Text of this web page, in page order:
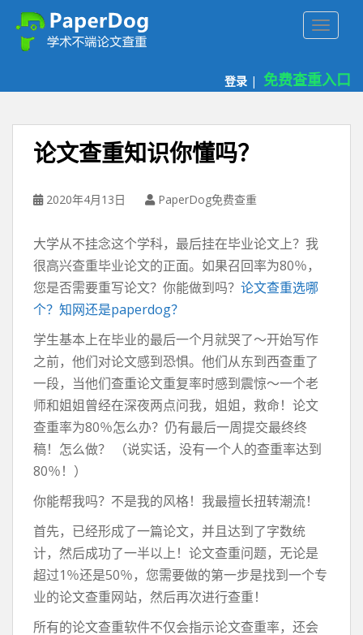
登录 | 免费查重入口
论文查重知识你懂吗？
2020年4月13日 PaperDog免费查重
大学从不挂念这个学科，最后挂在毕业论文上？我
很高兴查重毕业论文的正面。如果召回率为80％，
您是否需要重写论文？你能做到吗？ 论文查重选哪
个？知网还是paperdog？
学生基本上在毕业的最后一个月就哭了〜开始写作
之前，他们对论文感到恐惧。他们从东到西查重了
一段，当他们查重论文重复率时感到震惊〜一个老
师和姐姐曾经在深夜两点问我，姐姐，救命！论文
查重率为80％怎么办？仍有最后一周提交最终终
稿！怎么做？ （说实话，没有一个人的查重率达到
80％！）
你能帮我吗？不是我的风格！我最擅长扭转潮流！
首先，已经形成了一篇论文，并且达到了字数统
计，然后成功了一半以上！论文查重问题，无论是
超过1％还是50％，您需要做的第一步是找到一个专
业的论文查重网站，然后再次进行查重！
所有的论文查重软件不仅会指示论文查重率，还会